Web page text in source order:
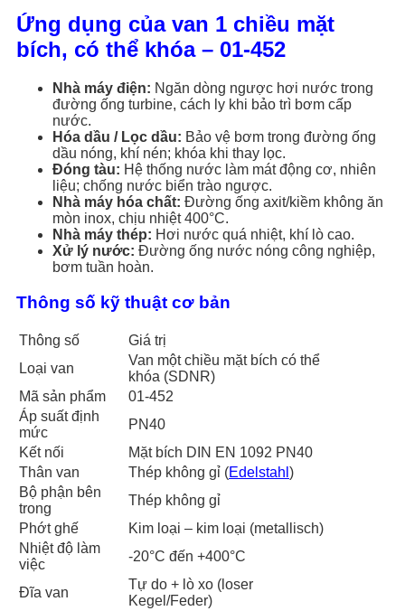
Ứng dụng của van 1 chiều mặt
bích, có thể khóa – 01-452
Nhà máy điện: Ngăn dòng ngược hơi nước trong
đường ống turbine, cách ly khi bảo trì bơm cấp
nước.
Hóa dầu / Lọc dầu: Bảo vệ bơm trong đường ống
dầu nóng, khí nén; khóa khi thay lọc.
Đóng tàu: Hệ thống nước làm mát động cơ, nhiên
liệu; chống nước biển trào ngược.
Nhà máy hóa chất: Đường ống axit/kiềm không ăn
mòn inox, chịu nhiệt 400°C.
Nhà máy thép: Hơi nước quá nhiệt, khí lò cao.
Xử lý nước: Đường ống nước nóng công nghiệp,
bơm tuần hoàn.
Thông số kỹ thuật cơ bản
Thông số
Giá trị
Loại van
Van một chiều mặt bích có thể
khóa (SDNR)
Mã sản phẩm
01-452
Áp suất định
mức
PN40
Kết nối
Mặt bích DIN EN 1092 PN40
Thân van
Thép không gỉ (Edelstahl )
Bộ phận bên
trong
Thép không gỉ
Phớt ghế
Kim loại – kim loại (metallisch)
Nhiệt độ làm
việc
-20°C đến +400°C
Đĩa van
Tự do + lò xo (loser
Kegel/Feder)